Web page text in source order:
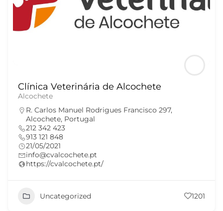
Clínica Veterinária de Alcochete
Alcochete
R. Carlos Manuel Rodrigues Francisco 297,
Alcochete, Portugal
212 342 423
913 121 848
21/05/2021
info@cvalcochete.pt
https://cvalcochete.pt/
Uncategorized 1201